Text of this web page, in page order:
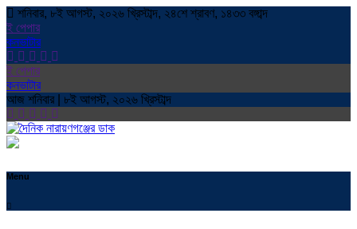
শনিবার, ৮ই আগস্ট, ২০২৬ খ্রিস্টাব্দ, ২৪শে শ্রাবণ, ১৪৩৩ বঙ্গাব্দ
ই পেপার
কনভাটার
ই পেপার
কনভাটার
আজ শনিবার | ৮ই আগস্ট, ২০২৬ খ্রিস্টাব্দ
Menu